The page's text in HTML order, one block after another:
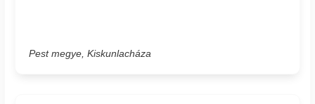
Pest megye, Kiskunlacháza